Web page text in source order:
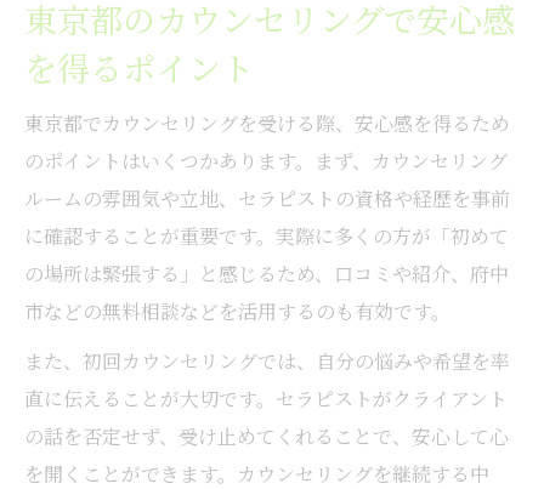
東京都のカウンセリングで安心感
を得るポイント
東京都でカウンセリングを受ける際、安心感を得るため
のポイントはいくつかあります。まず、カウンセリング
ルームの雰囲気や立地、セラピストの資格や経歴を事前
に確認することが重要です。実際に多くの方が「初めて
の場所は緊張する」と感じるため、口コミや紹介、府中
市などの無料相談などを活用するのも有効です。
また、初回カウンセリングでは、自分の悩みや希望を率
直に伝えることが大切です。セラピストがクライアント
の話を否定せず、受け止めてくれることで、安心して心
を開くことができます。カウンセリングを継続する中